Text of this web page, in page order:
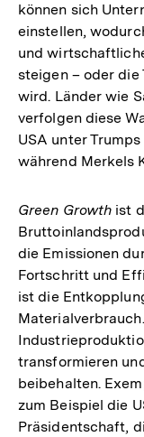
können sich
einstellen,
und
steigen – oder die
wird. Länder wie
verfolgen diese
USA unter
während Merkels
Green Growth ist
die Emissionen
Fortschritt und
ist die
transformieren
beibehalten.
zum Beispiel die
Präsidentschaft,